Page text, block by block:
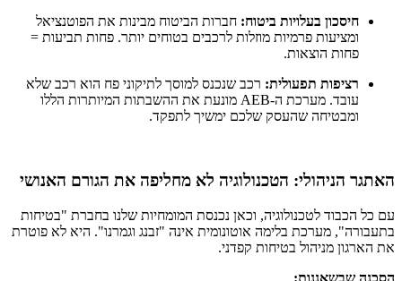
חיסכון בעלויות ביטוח: חברות הביטוח מבינות את הפוטנציאל
ומציעות פרמיות מוזלות לרכבים בטוחים יותר. פחות תביעות =
פחות הוצאות.
רציפות תפעולית: רכב שנכנס למוסך לתיקוני פח הוא רכב שלא
עובד. מערכת ה-AEB מונעת את ההשבתות המיותרות הללו
ומבטיחה שהעסק שלכם ימשיך לתפקד.
האתגר הניהולי: הטכנולוגיה לא מחליפה את הגורם האנושי
עם כל הכבוד לטכנולוגיה, וכאן נכנסת המומחיות שלנו בחברת "בטיחות
בתעבורה", מערכת בלימה אוטונומית אינה "זבנג וגמרנו". היא לא פוטרת
את הארגון מניהול בטיחות קפדני.
הסכנה שבשאננות: